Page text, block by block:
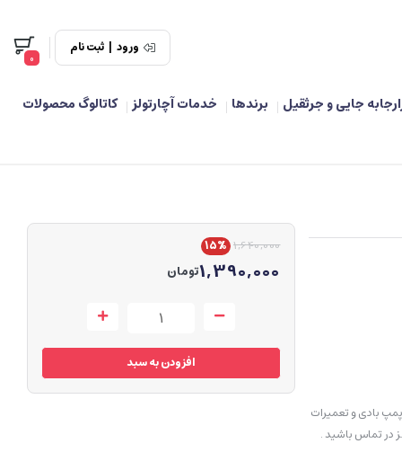
ورود | ثبت نام
0
جایی و جرثقیل برندها خدمات آچارتولز
کاتالوگ محصولات
بادی و تعمیرات
در تماس باشید .
1,640,000
15%
1,390,000تومان
افزودن به سبد